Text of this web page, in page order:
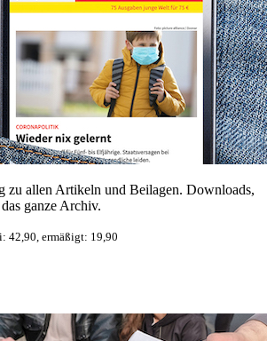
zu allen Artikeln und Beilagen. Downloads,
ganze Archiv.
42,90, ermäßigt: 19,90